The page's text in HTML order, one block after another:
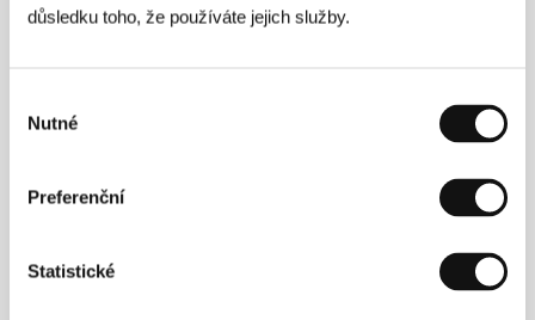
důsledku toho, že používáte jejich služby.
souhlasu
Nutné
Preferenční
Statistické
(1976, Lipsko) pracovala jako
asistentka na různých filmech a televizních
režírovala v roce 2004 společně se čtyřmi spolužáky
divadelní hru. V letech 2001 až 2007 studovala na